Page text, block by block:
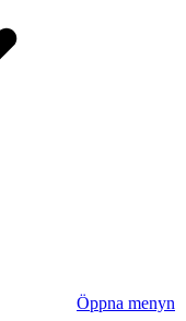
Öppna menyn